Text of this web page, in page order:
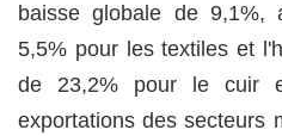
baisse globale de 9,1%,
5,5% pour les textiles et
de 23,2% pour le cuir
exportations des secteurs